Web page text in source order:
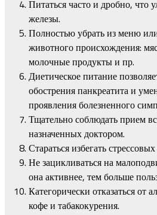
Питаться часто и дробно, что
железы.
Полностью убрать из меню
животного происхождения:
молочные продукты и пр.
Диетическое питание
обострения панкреатита и
проявления болезненного
Тщательно соблюдать прием
назначенных доктором.
Стараться избегать
Не зацикливаться на
она активнее, тем больше
Категорически отказаться от
кофе и табакокурения.